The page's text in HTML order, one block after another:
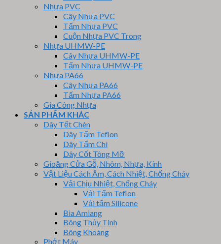
Nhựa PVC
Cây Nhựa PVC
Tấm Nhựa PVC
Cuộn Nhựa PVC Trong
Nhựa UHMW-PE
Cây Nhựa UHMW-PE
Tấm Nhựa UHMW-PE
Nhựa PA66
Cây Nhựa PA66
Tấm Nhựa PA66
Gia Công Nhựa
SẢN PHẨM KHÁC
Dây Tết Chèn
Dây Tẩm Teflon
Dây Tẩm Chì
Dây Cốt Tông Mỡ
Gioăng Cửa Gỗ, Nhôm, Nhựa, Kính
Vật Liệu Cách Âm, Cách Nhiệt, Chống Cháy
Vải Chịu Nhiệt, Chống Cháy
Vải Tẩm Teflon
Vải tẩm Silicone
Bìa Amiang
Bông Thủy Tinh
Bông Khoáng
Phớt Máy